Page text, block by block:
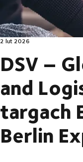
2 lut 2026
DSV –
and
targach
Berlin